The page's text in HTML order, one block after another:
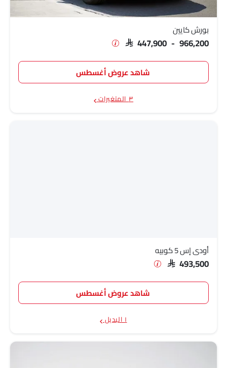
بورش كايين
SAR 447,900 - 966,200
شاهد عروض أغسطس
٣ المتغيرات
أودي إس 5 كوبيه
SAR 493,500
شاهد عروض أغسطس
١ البديل